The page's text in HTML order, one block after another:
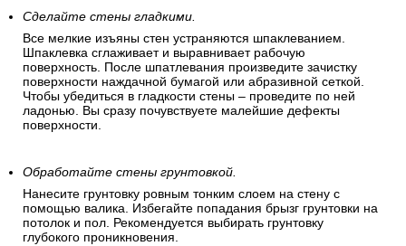
Сделайте стены гладкими.
Все мелкие изъяны стен устраняются шпаклеванием.
Шпаклевка сглаживает и выравнивает рабочую
поверхность. После шпатлевания произведите зачистку
поверхности наждачной бумагой или абразивной сеткой.
Чтобы убедиться в гладкости стены – проведите по ней
ладонью. Вы сразу почувствуете малейшие дефекты
поверхности.
Обработайте стены грунтовкой.
Нанесите грунтовку ровным тонким слоем на стену с
помощью валика. Избегайте попадания брызг грунтовки на
потолок и пол. Рекомендуется выбирать грунтовку
глубокого проникновения.